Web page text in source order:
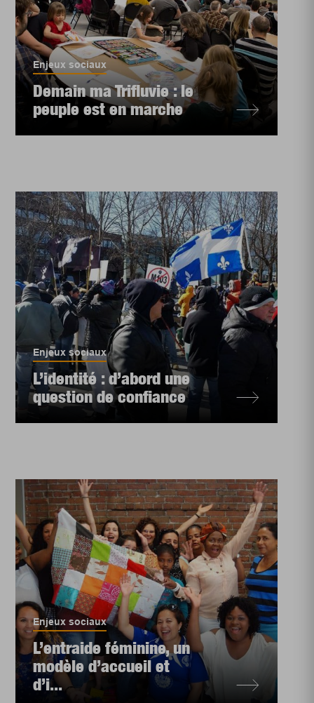
Enjeux sociaux
Demain ma Trifluvie : le
peuple est en marche
Enjeux sociaux
L’identité : d’abord une
question de confiance
Enjeux sociaux
L’entraide féminine, un
modèle d’accueil et
d’i...